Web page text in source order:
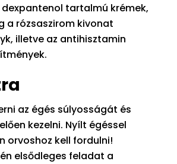
tartalmú krémek,
a rózsaszirom kivonat
illetve az antihisztamin
az égés súlyosságát és
kezelni. Nyílt égéssel
orvoshoz kell fordulni!
elsődleges feladat a